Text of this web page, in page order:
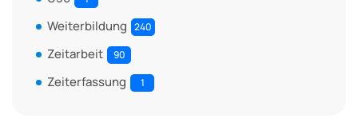
Weiterbildung 240
Zeitarbeit 90
Zeiterfassung 1